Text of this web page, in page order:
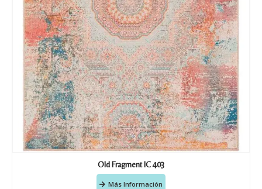
Old Fragment IC 403
Más Información
Recibir mi oferta